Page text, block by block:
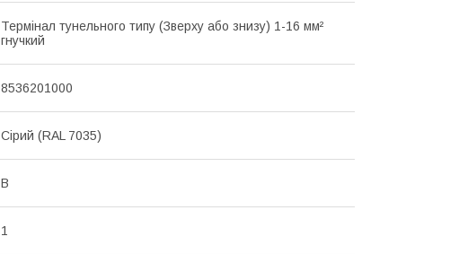
Термінал тунельного типу (Зверху або знизу) 1-16 мм²
гнучкий
8536201000
Сірий (RAL 7035)
B
1